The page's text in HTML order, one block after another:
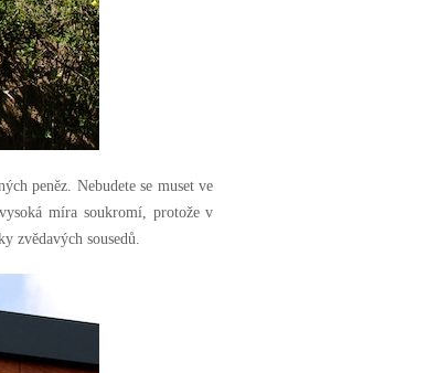
peněz. Nebudete se muset ve
míra soukromí, protože v
zvědavých sousedů.